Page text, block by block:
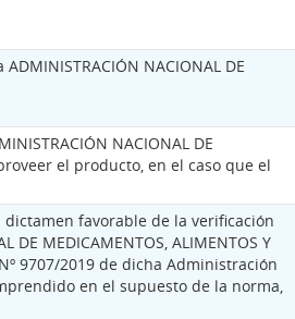
NACIONAL DE
NACIONAL DE
proveer el producto, en el caso que el
favorable de la verificación
MEDICAMENTOS, ALIMENTOS Y
9707/2019 de dicha Administración
en el supuesto de la norma,